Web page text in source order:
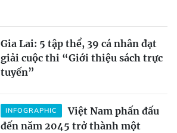
Gia Lai: 5 tập thể, 39 cá nhân đạt
giải cuộc thi “Giới thiệu sách trực
tuyến”
INFOGRAPHIC
Việt Nam phấn đấu
đến năm 2045 trở thành một